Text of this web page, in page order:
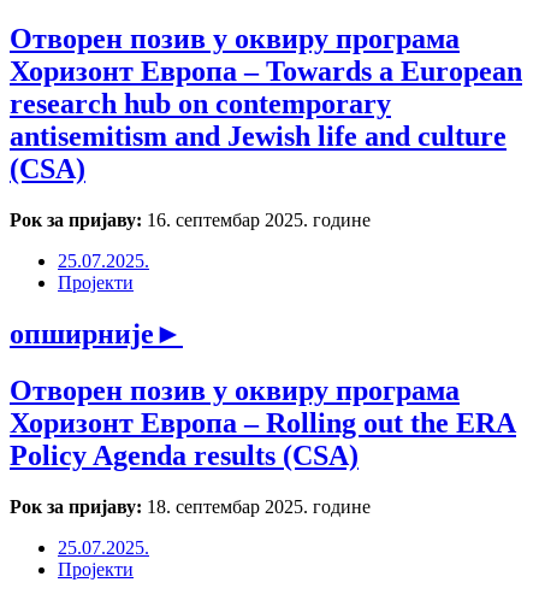
Отворен позив у оквиру програма
Хоризонт Европа ‒ Towards a European
research hub on contemporary
antisemitism and Jewish life and culture
(CSA)
Рок за пријаву: 16. септембар 2025. године
25.07.2025.
Пројекти
опширније►
Отворен позив у оквиру програма
Хоризонт Европа ‒ Rolling out the ERA
Policy Agenda results (CSA)
Рок за пријаву: 18. септембар 2025. године
25.07.2025.
Пројекти